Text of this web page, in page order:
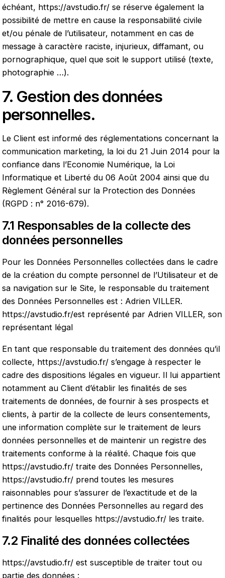
échéant, https://avstudio.fr/ se réserve également la
possibilité de mettre en cause la responsabilité civile
et/ou pénale de l’utilisateur, notamment en cas de
message à caractère raciste, injurieux, diffamant, ou
pornographique, quel que soit le support utilisé (texte,
photographie …).
7. Gestion des données
personnelles.
Le Client est informé des réglementations concernant la
communication marketing, la loi du 21 Juin 2014 pour la
confiance dans l’Economie Numérique, la Loi
Informatique et Liberté du 06 Août 2004 ainsi que du
Règlement Général sur la Protection des Données
(RGPD : n° 2016-679).
7.1 Responsables de la collecte des
données personnelles
Pour les Données Personnelles collectées dans le cadre
de la création du compte personnel de l’Utilisateur et de
sa navigation sur le Site, le responsable du traitement
des Données Personnelles est : Adrien VILLER.
https://avstudio.fr/est représenté par Adrien VILLER, son
représentant légal
En tant que responsable du traitement des données qu’il
collecte, https://avstudio.fr/ s’engage à respecter le
cadre des dispositions légales en vigueur. Il lui appartient
notamment au Client d’établir les finalités de ses
traitements de données, de fournir à ses prospects et
clients, à partir de la collecte de leurs consentements,
une information complète sur le traitement de leurs
données personnelles et de maintenir un registre des
traitements conforme à la réalité. Chaque fois que
https://avstudio.fr/ traite des Données Personnelles,
https://avstudio.fr/ prend toutes les mesures
raisonnables pour s’assurer de l’exactitude et de la
pertinence des Données Personnelles au regard des
finalités pour lesquelles https://avstudio.fr/ les traite.
7.2 Finalité des données collectées
https://avstudio.fr/ est susceptible de traiter tout ou
partie des données :